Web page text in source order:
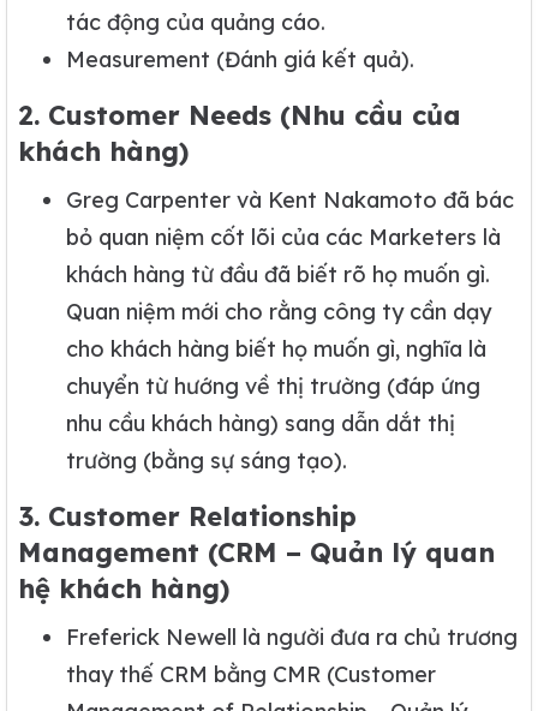
tác động của quảng cáo.
Measurement (Đánh giá kết quả).
2. Customer Needs (Nhu cầu của
khách hàng)
Greg Carpenter và Kent Nakamoto đã bác
bỏ quan niệm cốt lõi của các Marketers là
khách hàng từ đầu đã biết rõ họ muốn gì.
Quan niệm mới cho rằng công ty cần dạy
cho khách hàng biết họ muốn gì, nghĩa là
chuyển từ hướng về thị trường (đáp ứng
nhu cầu khách hàng) sang dẫn dắt thị
trường (bằng sự sáng tạo).
3. Customer Relationship
Management (CRM – Quản lý quan
hệ khách hàng)
Freferick Newell là người đưa ra chủ trương
thay thế CRM bằng CMR (Customer